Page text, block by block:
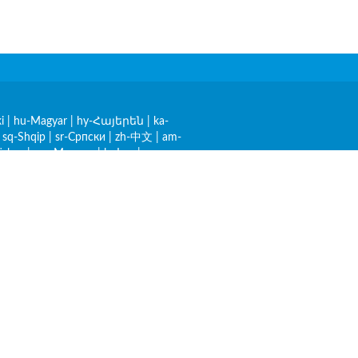
hu-Magyar hy-Հայերեն
ka-
sq-Shqip sr-Српски zh-中文
am-
|mn-Монгол|lo-Lao|